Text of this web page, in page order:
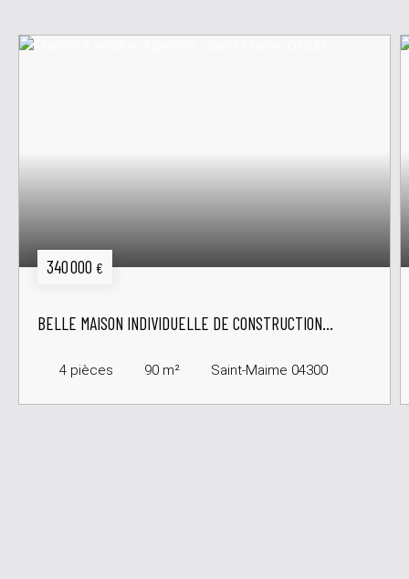
340 000 €
BELLE MAISON INDIVIDUELLE DE CONSTRUCTION
4 pièces 90 m² Saint-Maime 04300